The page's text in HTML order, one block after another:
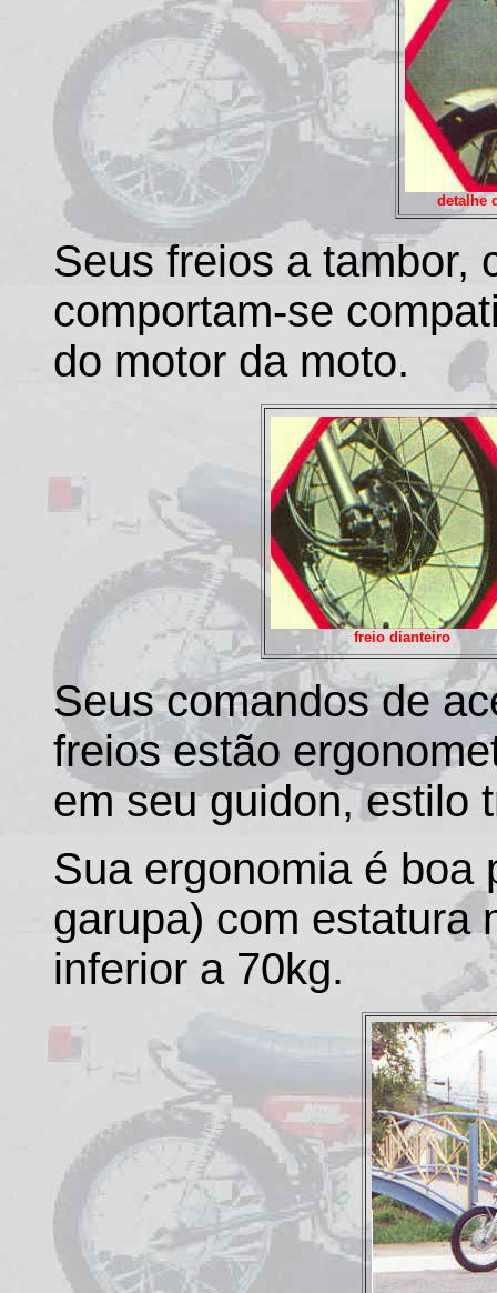
detalhe
Seus freios a tambor,
comportam-se
do motor da moto.
freio dianteiro
Seus comandos de
freios estão
em seu guidon, estilo
Sua ergonomia é boa
garupa) com estatura
inferior a 70kg.